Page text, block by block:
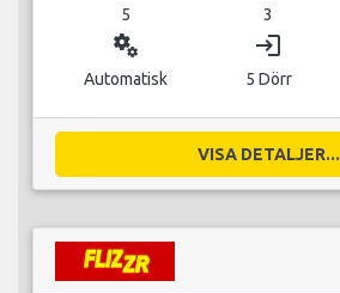
5 3
miscellaneous_services
Automatisk
login
5 Dörr
VISA DETALJER...